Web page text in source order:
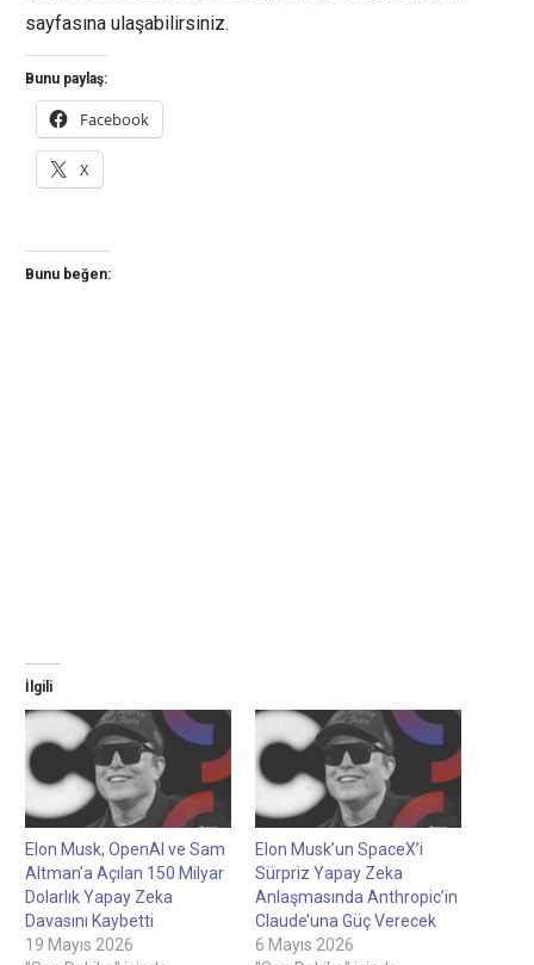
sayfasına ulaşabilirsiniz.
Bunu paylaş:
Facebook
X
Bunu beğen:
İlgili
Elon Musk, OpenAI ve Sam
Altman’a Açılan 150 Milyar
Dolarlık Yapay Zeka
Davasını Kaybetti
19 Mayıs 2026
Elon Musk’un SpaceX’i
Sürpriz Yapay Zeka
Anlaşmasında Anthropic’in
Claude’una Güç Verecek
6 Mayıs 2026